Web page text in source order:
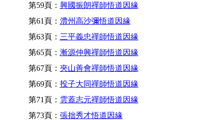
第59頁： 興國振朗禪師悟道因緣
第61頁： 澧州高沙彌悟道因緣
第63頁： 三平義忠禪師悟道因緣
第65頁： 漸源仲興禪師悟道因緣
第67頁： 夾山善會禪師悟道因緣
第69頁： 投子大同禪師悟道因緣
第71頁： 雲蓋志元禪師悟道因緣
第73頁： 張拙秀才悟道因緣